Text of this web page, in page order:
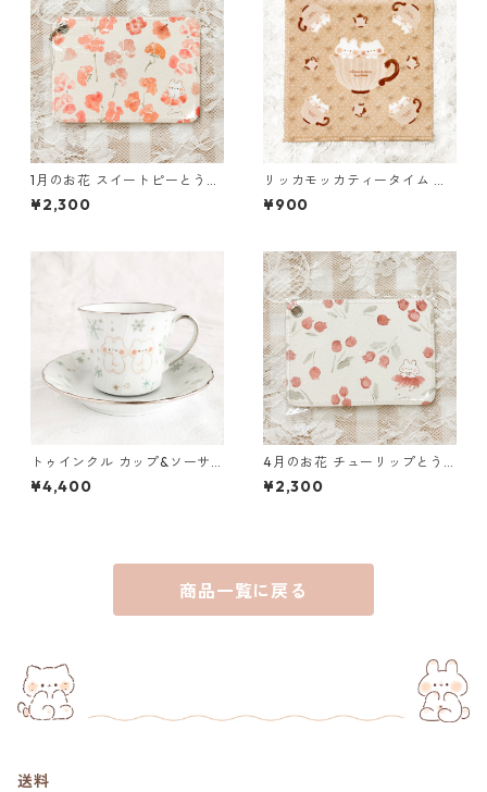
1月のお花 スイートピーとうさ
ぎのパスケース
¥2,300
リッカモッカティータイム ハ
ンカチ
¥900
トゥインクル カップ&ソーサ
ー
¥4,400
4月のお花 チューリップとう
さぎのパスケース
¥2,300
商品一覧に戻る
送料